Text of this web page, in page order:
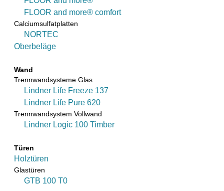
FLOOR and more® comfort
Calciumsulfatplatten
NORTEC
Oberbeläge
Wand
Trennwandsysteme Glas
Lindner Life Freeze 137
Lindner Life Pure 620
Trennwandsystem Vollwand
Lindner Logic 100 Timber
Türen
Holztüren
Glastüren
GTB 100 T0